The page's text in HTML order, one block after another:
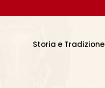
Storia e Tradizione